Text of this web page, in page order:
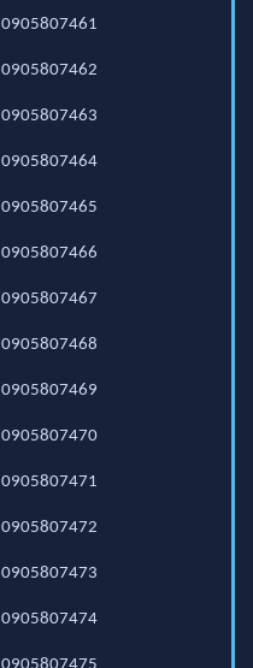
0905807461
0905807462
0905807463
0905807464
0905807465
0905807466
0905807467
0905807468
0905807469
0905807470
0905807471
0905807472
0905807473
0905807474